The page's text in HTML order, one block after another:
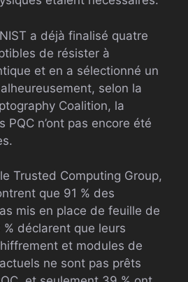
a déjà finalisé quatre
de résister à
et en a sélectionné un
selon la
Coalition, la
PQC n’ont pas encore été
Trusted Computing Group,
que 91 % des
mis en place de feuille de
déclarent que leurs
et modules de
ne sont pas prêts